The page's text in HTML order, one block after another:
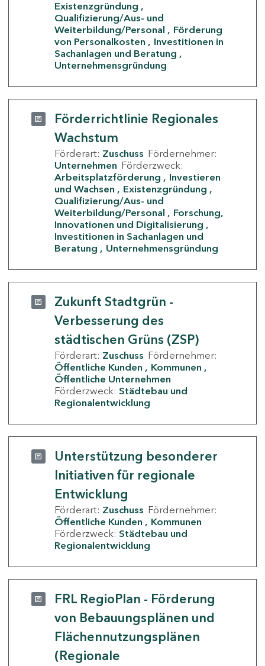
Existenzgründung
Qualifizierung/Aus- und
Weiterbildung/Personal
Förderung
von Personalkosten
Investitionen in
Sachanlagen und Beratung
Unternehmensgründung
Förderrichtlinie Regionales
Wachstum
Förderart: Zuschuss Fördernehmer:
Unternehmen Förderzweck:
Arbeitsplatzförderung
Investieren
und Wachsen
Existenzgründung
Qualifizierung/Aus- und
Weiterbildung/Personal
Forschung,
Innovationen und Digitalisierung
Investitionen in Sachanlagen und
Beratung
Unternehmensgründung
Zukunft Stadtgrün -
Verbesserung des
städtischen Grüns (ZSP)
Förderart: Zuschuss Fördernehmer:
Öffentliche Kunden
Kommunen
Öffentliche Unternehmen
Förderzweck: Städtebau und
Regionalentwicklung
Unterstützung besonderer
Initiativen für regionale
Entwicklung
Förderart: Zuschuss Fördernehmer:
Öffentliche Kunden
Kommunen
Förderzweck: Städtebau und
Regionalentwicklung
FRL RegioPlan - Förderung
von Bebauungsplänen und
Flächennutzungsplänen
(Regionale